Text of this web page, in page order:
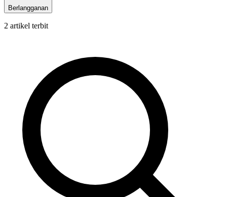
Berlangganan
2 artikel terbit